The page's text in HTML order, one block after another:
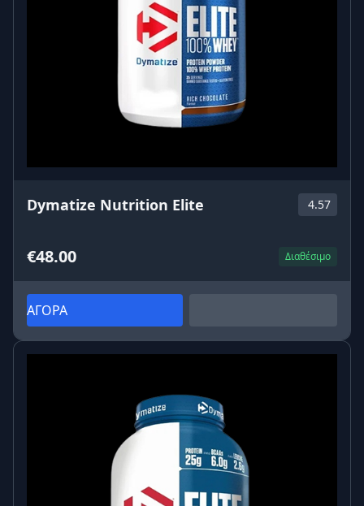
Dymatize Nutrition Elite 4.57
€48.00 Διαθέσιμο
ΑΓΟΡΑ